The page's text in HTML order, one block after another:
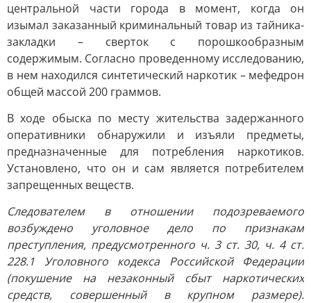
центральной части города в момент, когда он
изымал заказанный криминальный товар из тайника-
закладки – сверток с порошкообразным
содержимым. Согласно проведенному исследованию,
в нем находился синтетический наркотик – мефедрон
общей массой 200 граммов.
В ходе обыска по месту жительства задержанного
оперативники обнаружили и изъяли предметы,
предназначенные для потребления наркотиков.
Установлено, что он и сам является потребителем
запрещенных веществ.
Следователем в отношении подозреваемого
возбуждено уголовное дело по признакам
преступления, предусмотренного ч. 3 ст. 30, ч. 4 ст.
228.1 Уголовного кодекса Российской Федерации
(покушение на незаконный сбыт наркотических
средств, совершенный в крупном размере).